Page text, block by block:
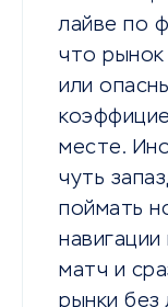
лайве по
что рынок
или
месте.
чуть
поймать
матч и
рынки без